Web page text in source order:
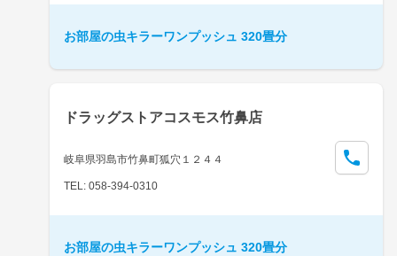
お部屋の虫キラーワンプッシュ 320畳分
ドラッグストアコスモス竹鼻店
岐阜県羽島市竹鼻町狐穴１２４４
TEL: 058-394-0310
お部屋の虫キラーワンプッシュ 320畳分